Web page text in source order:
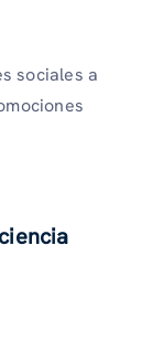
sociales a